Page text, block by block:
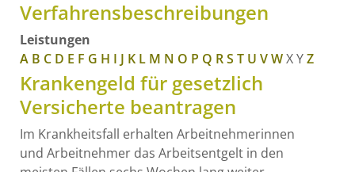
Verfahrensbeschreibungen
Leistungen
A B C D E F G H I J K L M N O P Q RS T U VWXYZ
Krankengeld für gesetzlich
Versicherte beantragen
Im Krankheitsfall erhalten Arbeitnehmerinnen
und Arbeitnehmer das Arbeitsentgelt in den